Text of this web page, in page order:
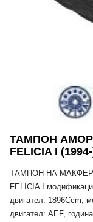
ТАМПОН
FELICIA I
ТАМПОН НА
FELICIA I
двигател: 1896Ccm,
двигател: AEF,